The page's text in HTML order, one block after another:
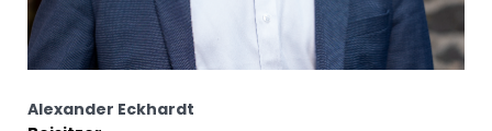
Alexander Eckhardt